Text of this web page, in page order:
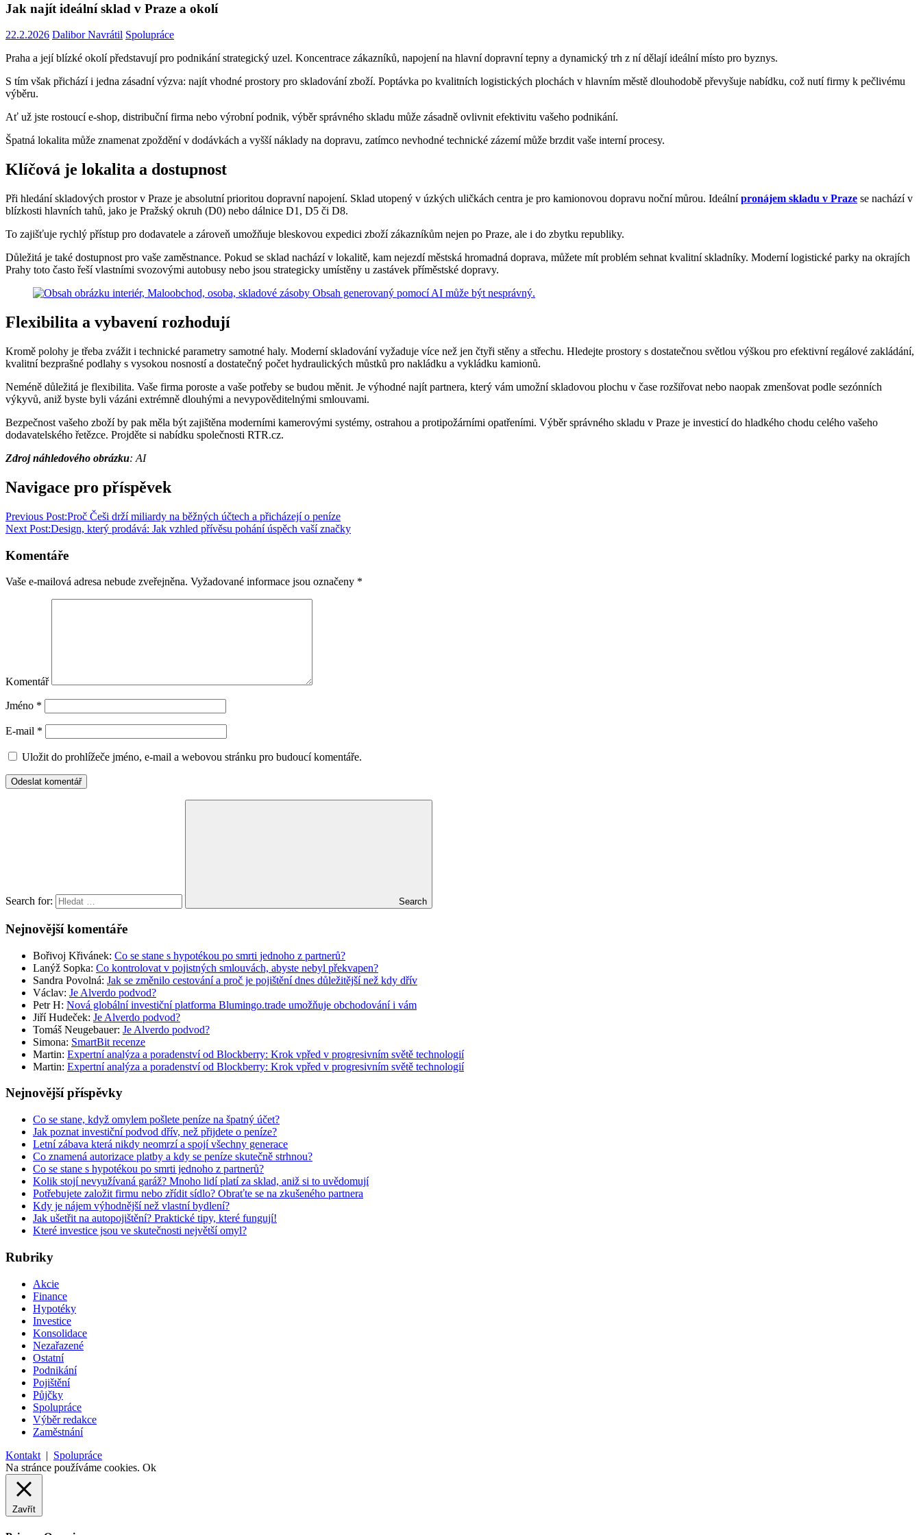
Jak najít ideální sklad v Praze a okolí
22.2.2026 Dalibor Navrátil Spolupráce
Praha a její blízké okolí představují pro podnikání strategický uzel. Koncentrace zákazníků, napojení na hlavní dopravní tepny a dynamický trh z ní dělají ideální místo pro byznys.
S tím však přichází i jedna zásadní výzva: najít vhodné prostory pro skladování zboží. Poptávka po kvalitních logistických plochách v hlavním městě dlouhodobě převyšuje nabídku, což nutí firmy k pečlivému
výběru.
Ať už jste rostoucí e-shop, distribuční firma nebo výrobní podnik, výběr správného skladu může zásadně ovlivnit efektivitu vašeho podnikání.
Špatná lokalita může znamenat zpoždění v dodávkách a vyšší náklady na dopravu, zatímco nevhodné technické zázemí může brzdit vaše interní procesy.
Klíčová je lokalita a dostupnost
Při hledání skladových prostor v Praze je absolutní prioritou dopravní napojení. Sklad utopený v úzkých uličkách centra je pro kamionovou dopravu noční můrou. Ideálnípronájem skladu v Praze se nachází v
blízkosti hlavních tahů, jako je Pražský okruh (D0) nebo dálnice D1, D5 či D8.
To zajišťuje rychlý přístup pro dodavatele a zároveň umožňuje bleskovou expedici zboží zákazníkům nejen po Praze, ale i do zbytku republiky.
Důležitá je také dostupnost pro vaše zaměstnance. Pokud se sklad nachází v lokalitě, kam nejezdí městská hromadná doprava, můžete mít problém sehnat kvalitní skladníky. Moderní logistické parky na okrajích
Prahy toto často řeší vlastními svozovými autobusy nebo jsou strategicky umístěny u zastávek příměstské dopravy.
Flexibilita a vybavení rozhodují
Kromě polohy je třeba zvážit i technické parametry samotné haly. Moderní skladování vyžaduje více než jen čtyři stěny a střechu. Hledejte prostory s dostatečnou světlou výškou pro efektivní regálové zakládání,
kvalitní bezprašné podlahy s vysokou nosností a dostatečný počet hydraulických můstků pro nakládku a vykládku kamionů.
Neméně důležitá je flexibilita. Vaše firma poroste a vaše potřeby se budou měnit. Je výhodné najít partnera, který vám umožní skladovou plochu v čase rozšiřovat nebo naopak zmenšovat podle sezónních
výkyvů, aniž byste byli vázáni extrémně dlouhými a nevypověditelnými smlouvami.
Bezpečnost vašeho zboží by pak měla být zajištěna moderními kamerovými systémy, ostrahou a protipožárními opatřeními. Výběr správného skladu v Praze je investicí do hladkého chodu celého vašeho
dodavatelského řetězce. Projděte si nabídku společnosti RTR.cz.
Zdroj náhledového obrázku: AI
Navigace pro příspěvek
Previous Post:Proč Češi drží miliardy na běžných účtech a přicházejí o peníze
Next Post:Design, který prodává: Jak vzhled přívěsu pohání úspěch vaší značky
Komentáře
Vaše e-mailová adresa nebude zveřejněna. Vyžadované informace jsou označeny *
Komentář
Jméno *
E-mail *
Uložit do prohlížeče jméno, e-mail a webovou stránku pro budoucí komentáře.
Search for: Search
Nejnovější komentáře
Bořivoj Křivánek: Co se stane s hypotékou po smrti jednoho z partnerů?
Lanýž Sopka: Co kontrolovat v pojistných smlouvách, abyste nebyl překvapen?
Sandra Povolná: Jak se změnilo cestování a proč je pojištění dnes důležitější než kdy dřív
Václav: Je Alverdo podvod?
Petr H: Nová globální investiční platforma Blumingo.trade umožňuje obchodování i vám
Jiří Hudeček: Je Alverdo podvod?
Tomáš Neugebauer: Je Alverdo podvod?
Simona: SmartBit recenze
Martin: Expertní analýza a poradenství od Blockberry: Krok vpřed v progresivním světě technologií
Martin: Expertní analýza a poradenství od Blockberry: Krok vpřed v progresivním světě technologií
Nejnovější příspěvky
Co se stane, když omylem pošlete peníze na špatný účet?
Jak poznat investiční podvod dřív, než přijdete o peníze?
Letní zábava která nikdy neomrzí a spojí všechny generace
Co znamená autorizace platby a kdy se peníze skutečně strhnou?
Co se stane s hypotékou po smrti jednoho z partnerů?
Kolik stojí nevyužívaná garáž? Mnoho lidí platí za sklad, aniž si to uvědomují
Potřebujete založit firmu nebo zřídit sídlo? Obraťte se na zkušeného partnera
Kdy je nájem výhodnější než vlastní bydlení?
Jak ušetřit na autopojištění? Praktické tipy, které fungují!
Které investice jsou ve skutečnosti největší omyl?
Rubriky
Akcie
Finance
Hypotéky
Investice
Konsolidace
Nezařazené
Ostatní
Podnikání
Pojištění
Půjčky
Spolupráce
Výběr redakce
Zaměstnání
Kontakt | Spolupráce
Na stránce používáme cookies. Ok
Zavřít